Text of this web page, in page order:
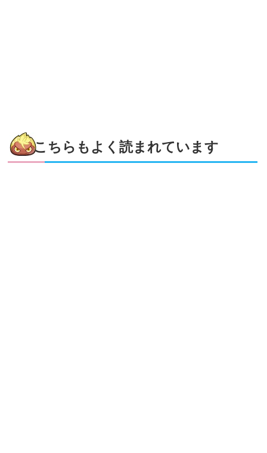
こちらもよく読まれています